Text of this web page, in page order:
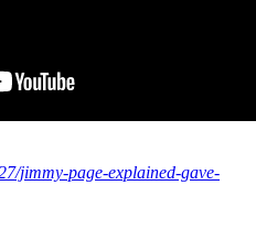
jimmy-page-explained-gave-